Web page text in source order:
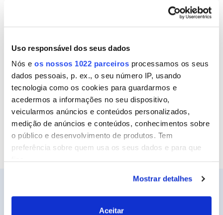
Uso responsável dos seus dados
Nós e os nossos 1022 parceiros processamos os seus
dados pessoais, p. ex., o seu número IP, usando
tecnologia como os cookies para guardarmos e
acedermos a informações no seu dispositivo,
veicularmos anúncios e conteúdos personalizados,
medição de anúncios e conteúdos, conhecimentos sobre
o público e desenvolvimento de produtos. Tem
preferência sobre quem usa os seus dados e para que
Se permitir, gostaríamos também de:
Recolher informações sobre a sua localização
geográfica as quais podem ter uma precisão de
Mostrar detalhes
Aceitar
Madeira envernizada, lacados
Melamina
Madeiras tropicais. Uso exterior